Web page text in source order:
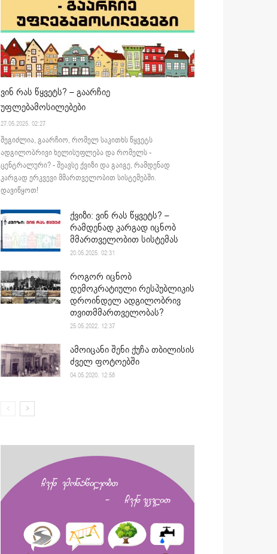
ვინ რას წყვეტს? – გაარჩიე
უფლებამოსილებები
27.05.2025. 02:27
შეგიძლია, გაარჩიო, რომელ საკითხს წყვეტს
ადგილობრივი ხელისუფლება და რომელს -
ცენტრალური? - შეავსე ქვიზი და გაიგე, რამდენად
კარგად ერკვევი მმართველობით სისტემებში.
დავიწყოთ!
ქვიზი: ვინ რას წყვეტს? –
რამდენად კარგად იცნობ
მმართველობით სისტემას
20.05.2025. 02:31
როგორ იცნობ
დემოკრატიული რესპუბლიკის
დროინდელ ადგილობრივ
თვითმმართველობას?
25.05.2022. 12:37
ამოიცანი შენი ქუჩა თბილისის
ძველ ფოტოებში
04.05.2020. 12:58